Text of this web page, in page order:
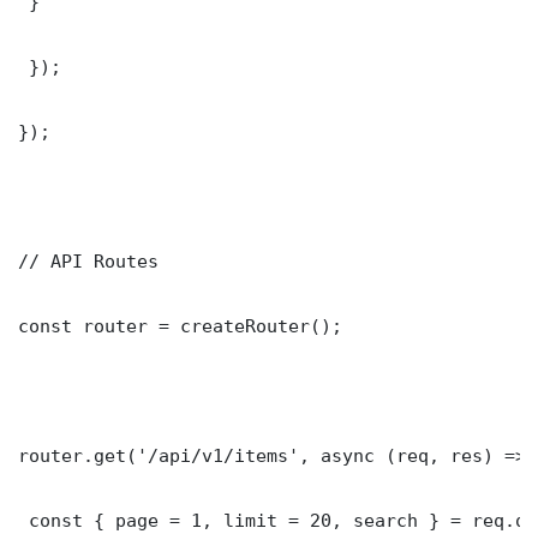
});
});
// API Routes
const router = createRouter();
router.get('/api/v1/items', async (req, res) =>
const { page = 1, limit = 20, search } =